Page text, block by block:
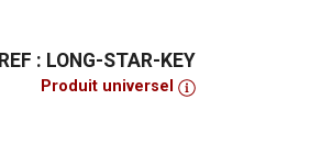
REF : LONG-STAR-KEY
Produit universel